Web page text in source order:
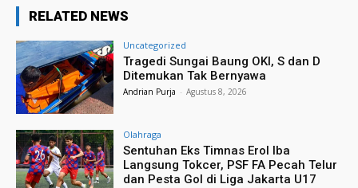
RELATED NEWS
Uncategorized
Tragedi Sungai Baung OKI, S dan D
Ditemukan Tak Bernyawa
Andrian Purja - Agustus 8, 2026
Olahraga
Sentuhan Eks Timnas Erol Iba
Langsung Tokcer, PSF FA Pecah Telur
dan Pesta Gol di Liga Jakarta U17